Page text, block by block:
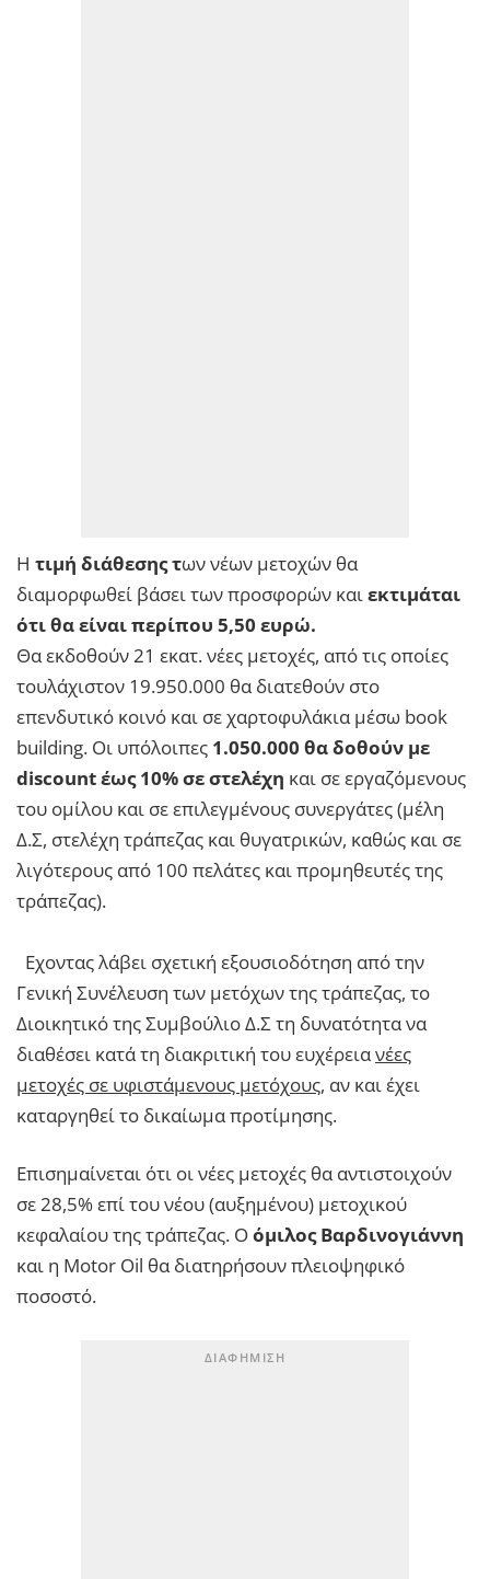
Η τιμή διάθεσης των νέων μετοχών θα
διαμορφωθεί βάσει των προσφορών καιεκτιμάται
ότι θα είναι περίπου 5,50 ευρώ.
Θα εκδοθούν 21 εκατ. νέες μετοχές, από τις οποίες
τουλάχιστον 19.950.000 θα διατεθούν στο
επενδυτικό κοινό και σε χαρτοφυλάκια μέσω book
building. Οι υπόλοιπες 1.050.000 θα δοθούν με
discount έως 10% σε στελέχη και σε εργαζόμενους
του ομίλου και σε επιλεγμένους συνεργάτες (μέλη
Δ.Σ, στελέχη τράπεζας και θυγατρικών, καθώς και σε
λιγότερους από 100 πελάτες και προμηθευτές της
τράπεζας).
Εχοντας λάβει σχετική εξουσιοδότηση από την
Γενική Συνέλευση των μετόχων της τράπεζας, το
Διοικητικό της Συμβούλιο Δ.Σ τη δυνατότητα να
διαθέσει κατά τη διακριτική του ευχέρειανέες
μετοχές σε υφιστάμενους μετόχους, αν και έχει
καταργηθεί το δικαίωμα προτίμησης.
Επισημαίνεται ότι οι νέες μετοχές θα αντιστοιχούν
σε 28,5% επί του νέου (αυξημένου) μετοχικού
κεφαλαίου της τράπεζας. Οόμιλος Βαρδινογιάννη
και η Motor Oil θα διατηρήσουν πλειοψηφικό
ποσοστό.